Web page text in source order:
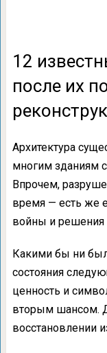
12
после их
Архитектура
многим зданиям
Впрочем,
время — есть же
войны и решения
Какими бы ни
состояния
ценность и
вторым шансом.
восстановлении